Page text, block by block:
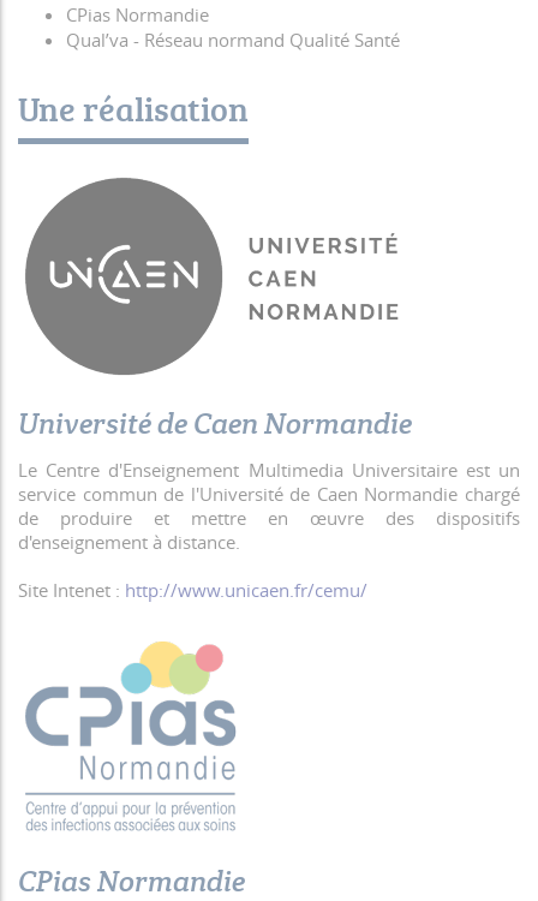
CPias Normandie
Qual’va - Réseau normand Qualité Santé
Une réalisation
Université de Caen Normandie
Le Centre d'Enseignement Multimedia Universitaire est un
service commun de l'Université de Caen Normandie chargé
de produire et mettre en œuvre des dispositifs
d'enseignement à distance.
Site Intenet : http://www.unicaen.fr/cemu/
CPias Normandie